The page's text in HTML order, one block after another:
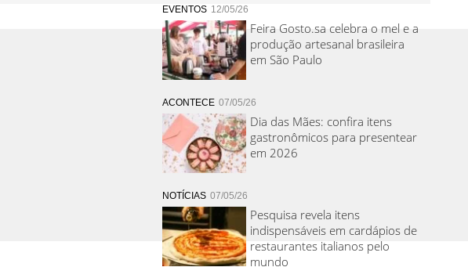
EVENTOS 12/05/26
Feira Gosto.sa celebra o mel e a
produção artesanal brasileira
em São Paulo
ACONTECE 07/05/26
Dia das Mães: confira itens
gastronômicos para presentear
em 2026
NOTÍCIAS 07/05/26
Pesquisa revela itens
indispensáveis em cardápios de
restaurantes italianos pelo
mundo